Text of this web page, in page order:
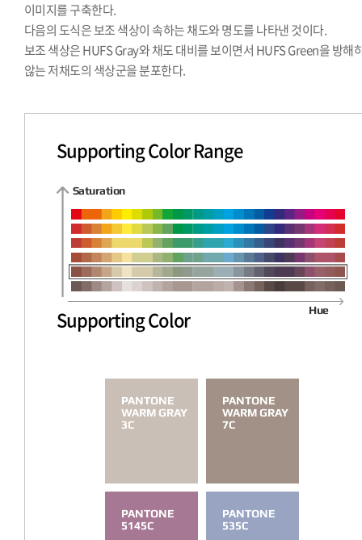
이미지를 구축한다.
다음의 도식은 보조 색상이 속하는 채도와 명도를 나타낸 것이다.
보조 색상은 HUFS Gray와 채도 대비를 보이면서 HUFS Green을 방해
않는 저채도의 색상군을 분포한다.
Supporting Color Range
Saturation
Hue
Supporting Color
PANTONE
WARM GRAY
3C
PANTONE
WARM GRAY
7C
PANTONE
5145C
PANTONE
535C